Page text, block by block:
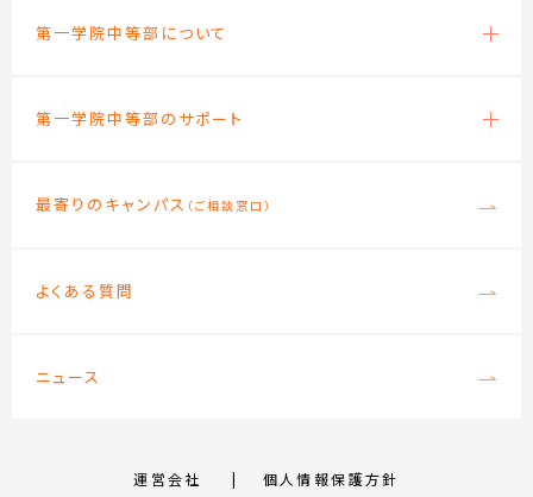
第一学院中等部について
第一学院中等部のサポート
最寄りのキャンパス （ご相談窓口）
よくある質問
ニュース
運営会社 個人情報保護方針